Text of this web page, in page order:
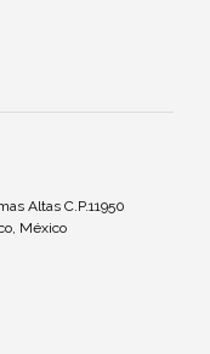
Altas C.P.11950
México